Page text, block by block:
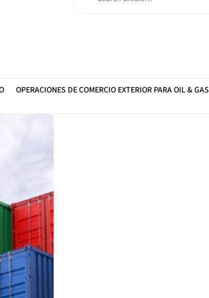
OPERACIONES DE COMERCIO EXTERIOR PARA OIL & GAS